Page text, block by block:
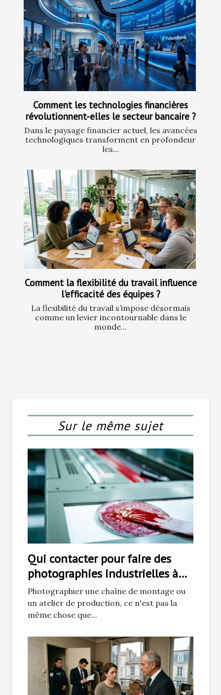
Comment les technologies financières
révolutionnent-elles le secteur bancaire ?
Dans le paysage financier actuel, les avancées
technologiques transforment en profondeur
les...
Comment la flexibilité du travail influence
l'efficacité des équipes ?
La flexibilité du travail s’impose désormais
comme un levier incontournable dans le
monde...
Sur le même sujet
Qui contacter pour faire des
photographies industrielles à
Grenoble ?
Photographier une chaîne de montage ou
un atelier de production, ce n'est pas la
même chose que...